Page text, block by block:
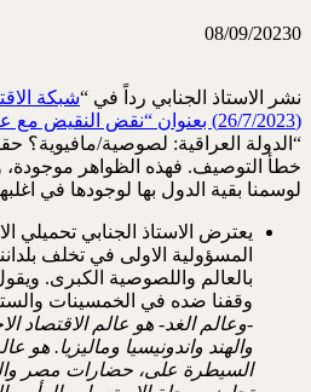
08/09/20230
نشر الاستاذ الجنابي رداً في “شبكة
(26/7/2023) بعنوان “نقض النقيض مع عادل عبد المهدي”،
“الدولة العراقية: لصوصية/مافيوية؟
خطأ التوصيف. فهذه الظواهر موجودة،
لوسمنا بقية الدول بها لوجودها في
يعترض الاستاذ الجنابي تحميلي
المسؤولية الاولى في تخلف
بالعالم واللصوصية الكبرى.
وقفنا ضده في الخمسينات
-وعالم الغد- هو عالم الاقتصاد
والهند واندونيسيا وماليزيا. هو
السيطرة على، حضارات مصر